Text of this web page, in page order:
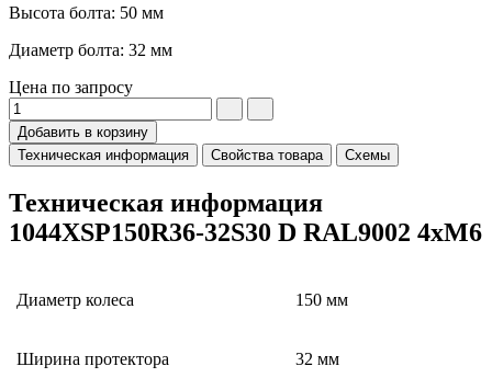
Высота болта: 50 мм
Диаметр болта: 32 мм
Цена по запросу
Добавить в корзину
Техническая информация
Свойства товара Схемы
Техническая информация
1044XSP150R36-32S30 D RAL9002 4xM6
Диаметр колеса 150 мм
Ширина протектора 32 мм